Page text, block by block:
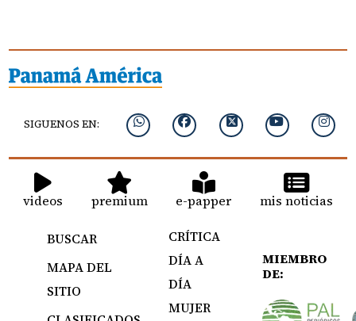
SIGUENOS EN:
videos premium e-papper mis noticias
BUSCAR
MAPA DEL
SITIO
CRÍTICA
DÍA A
DÍA
MUJER
MIEMBRO
DE: